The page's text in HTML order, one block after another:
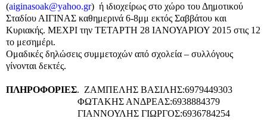
(aiginasoak@yahoo.gr) ή ιδιοχείρως στο χώρο του Δημοτικού
Σταδίου ΑΙΓΙΝΑΣ καθημερινά 6-8μμ εκτός Σαββάτου και
Κυριακής. ΜΕΧΡΙ την ΤΕΤΑΡΤΗ 28 ΙΑΝΟΥΑΡΙΟΥ 2015 στις 12
το μεσημέρι.
Ομαδικές δηλώσεις συμμετοχών από σχολεία – συλλόγους
γίνονται δεκτές.
ΠΛΗΡΟΦΟΡΙΕΣ. ΖΑΜΠΕΛΗΣ ΒΑΣΙΛΗΣ:6979449303
ΦΩΤΑΚΗΣ ΑΝΔΡΕΑΣ:6938884379
ΓΙΑΝΝΟΥΛΗΣ ΓΙΩΡΓΟΣ:6936784254